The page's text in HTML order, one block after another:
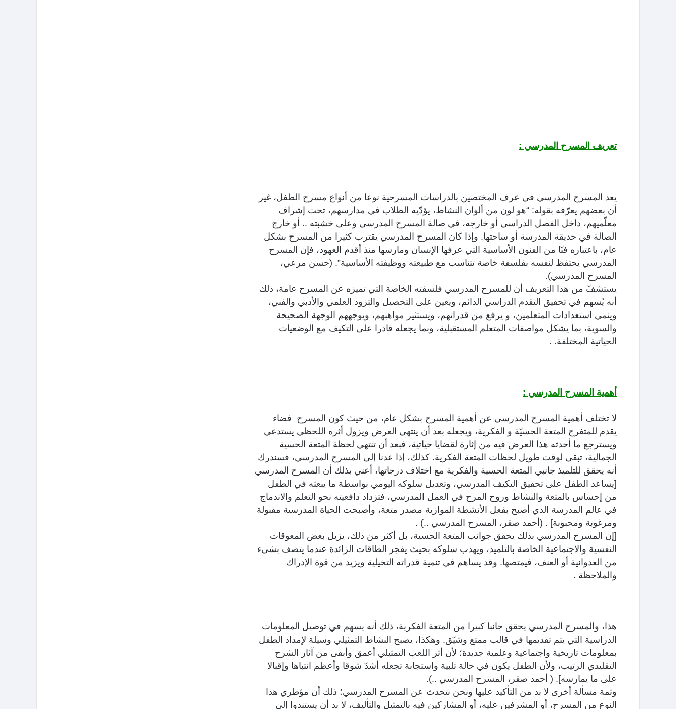
تعريف المسرح المدرسي :
يعد المسرح المدرسي في عرف المختصين بالدراسات المسرحية نوعا من أنواع مسرح الطفل، غير
أن بعضهم يعرّفه بقوله: “هو لون من ألوان النشاط، يؤدّيه الطلاب في مدارسهم، تحت إشراف
معلّميهم، داخل الفصل الدراسي أو خارجه، في صالة المسرح المدرسي وعلى خشبته .. أو خارج
الصالة في حديقة المدرسة أو ساحتها. وإذا كان المسرح المدرسي يقترب كثيرا من المسرح بشكل
عام، باعتباره فنّا من الفنون الأساسية التي عرفها الإنسان ومارسها منذ أقدم العهود، فإن المسرح
المدرسي يحتفظ لنفسه بفلسفة خاصة تتناسب مع طبيعته ووظيفته الأساسية”. (حسن مرعي،
المسرح المدرسي).
يستشفّ من هذا التعريف أن للمسرح المدرسي فلسفته الخاصة التي تميزه عن المسرح عامة، ذلك
أنه يُسهم في تحقيق التقدم الدراسي الدائم، ويعين على التحصيل والتزود العلمي والأدبي والفني،
وينمي استعدادات المتعلمين، و يرفع من قدراتهم، ويستثير مواهبهم، ويوجههم الوجهة الصحيحة
والسوية، بما يشكل مواصفات المتعلم المستقبلية، وبما يجعله قادرا على التكيف مع الوضعيات
الحياتية المختلفة. .
أهمية المسرح المدرسي :
لا تختلف أهمية المسرح المدرسي عن أهمية المسرح بشكل عام، من حيث كون المسرح فضاء
يقدم للمتفرج المتعة الحسيّة و الفكرية، ويجعله بعد أن ينتهي العرض ويزول أثره اللحظي يستدعي
ويسترجع ما أحدثه هذا العرض فيه من إثارة لقضايا حياتية، فبعد أن تنتهي لحظة المتعة الحسية
الجمالية، تبقى لوقت طويل لحظات المتعة الفكرية. كذلك، إذا عدنا إلى المسرح المدرسي، فسندرك
أنه يحقق للتلميذ جانبي المتعة الحسية والفكرية مع اختلاف درجاتها، أعني بذلك أن المسرح المدرسي
[يساعد الطفل على تحقيق التكيف المدرسي، وتعديل سلوكه اليومي بواسطة ما يبعثه في الطفل
من إحساس بالمتعة والنشاط وروح المرح في العمل المدرسي، فتزداد دافعيته نحو التعلم والاندماج
في عالم المدرسة الذي أصبح بفعل الأنشطة الموازية مصدر متعة، وأصبحت الحياة المدرسية مقبولة
ومرغوبة ومحبوبة] . (أحمد صقر، المسرح المدرسي ..) .
[إن المسرح المدرسي بذلك يحقق جوانب المتعة الحسية، بل أكثر من ذلك، يزيل بعض المعوقات
النفسية والاجتماعية الخاصة بالتلميذ، ويهذب سلوكه بحيث يفجر الطاقات الزائدة عندما يتصف بشيء
من العدوانية أو العنف، فيمتصها. وقد يساهم في تنمية قدراته التخيلية ويزيد من قوة الإدراك
والملاحظة .
هذا، والمسرح المدرسي يحقق جانبا كبيرا من المتعة الفكرية، ذلك أنه يسهم في توصيل المعلومات
الدراسية التي يتم تقديمها في قالب ممتع وشيّق. وهكذا، يصبح النشاط التمثيلي وسيلة لإمداد الطفل
بمعلومات تاريخية واجتماعية وعلمية جديدة؛ لأن أثر اللعب التمثيلي أعمق وأبقى من آثار الشرح
التقليدي الرتيب، ولأن الطفل يكون في حالة تلبية واستجابة تجعله أشدّ شوقا وأعظم انتباها وإقبالا
على ما يمارسه]. ( أحمد صقر، المسرح المدرسي ..).
وثمة مسألة أخرى لا بد من التأكيد عليها ونحن نتحدث عن المسرح المدرسي؛ ذلك أن مؤطري هذا
النوع من المسرح، أو المشرفين عليه، أو المشاركين فيه بالتمثيل والتأليف، لا بد أن يستندوا إلى